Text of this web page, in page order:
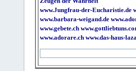
www.Jungfrau-der-Eucharistie.de
www.barbara-weigand.de
www.gebete.ch
www.adorare.ch www.das-haus-